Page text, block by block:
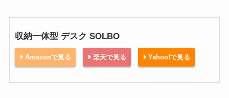
収納一体型 デスク SOLBO
Amazonで見る 楽天で見る Yahoo!で見る